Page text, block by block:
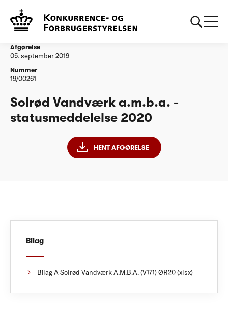
Vandtilsyn
2020
Afgørelse
05. september 2019
Nummer
19/00261
Solrød Vandværk a.m.b.a. -
statusmeddelelse 2020
HENT AFGØRELSE
Bilag
Bilag A Solrød Vandværk A.M.B.A. (V171) ØR20 (xlsx)